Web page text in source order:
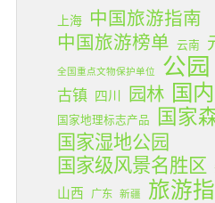
上海
中国旅游指南
中国旅游榜单 云南
全国重点文物保护单位 公园
古镇 四川 园林 国
国家地理标志产品 国家
国家湿地公园
国家级风景名胜区
山西 广东 新疆 旅游